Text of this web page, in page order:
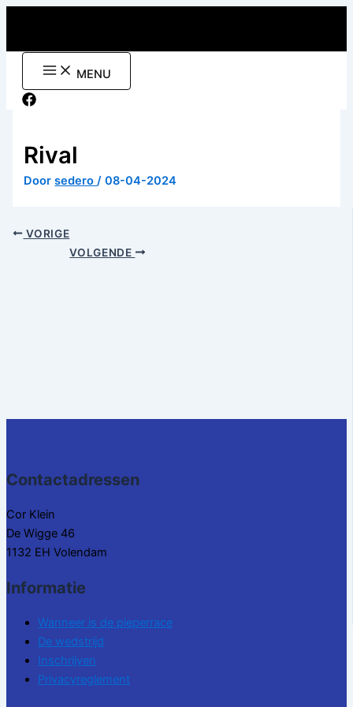
de
MENU
Rival
Doorsedero/08-04-2024
VORIGE
VOLGENDE
Contactadressen
Cor Klein
De Wigge 46
1132 EH Volendam
Informatie
Wanneer is de pieperrace
De wedstrijd
Inschrijven
Privacyreglement